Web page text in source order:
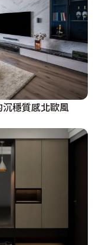
穩質感北歐風